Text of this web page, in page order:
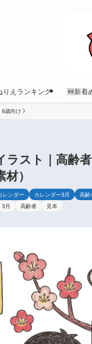
りえランキング 🆕新着
6歳向け
ラスト｜高齢
）
レンダー カレンダー3月 高齢
3月 高齢者 見本